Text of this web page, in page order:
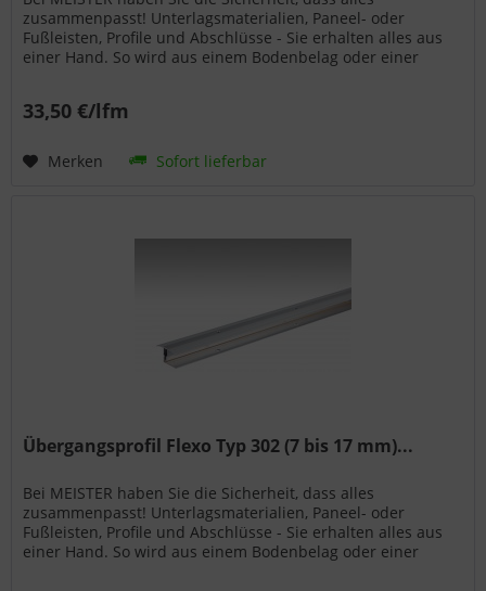
zusammenpasst! Unterlagsmaterialien, Paneel- oder
Fußleisten, Profile und Abschlüsse - Sie erhalten alles aus
einer Hand. So wird aus einem Bodenbelag oder einer
33,50 €/lfm
Merken Sofort lieferbar
Übergangsprofil Flexo Typ 302 (7 bis 17 mm)...
Bei MEISTER haben Sie die Sicherheit, dass alles
zusammenpasst! Unterlagsmaterialien, Paneel- oder
Fußleisten, Profile und Abschlüsse - Sie erhalten alles aus
einer Hand. So wird aus einem Bodenbelag oder einer